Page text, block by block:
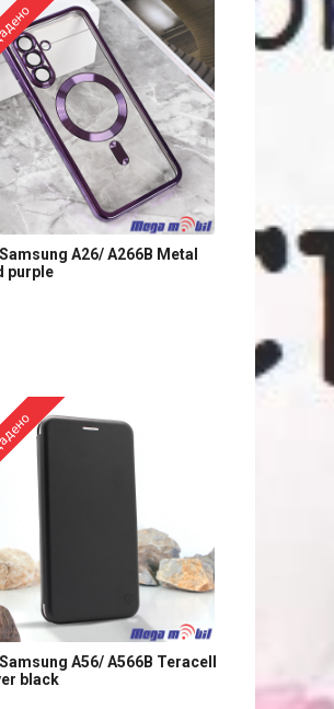
A26/ A266B Metal
A26/ A266B Metal
purple
A56/ A566B Teracell
black